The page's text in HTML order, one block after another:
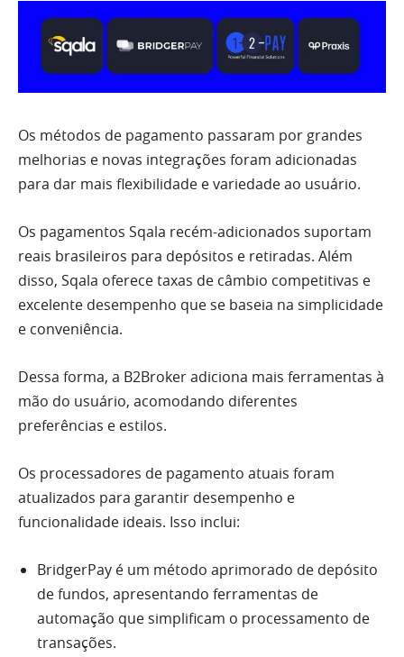
Os métodos de pagamento passaram por grandes
melhorias e novas integrações foram adicionadas
para dar mais flexibilidade e variedade ao usuário.
Os pagamentos Sqala recém-adicionados suportam
reais brasileiros para depósitos e retiradas. Além
disso, Sqala oferece taxas de câmbio competitivas e
excelente desempenho que se baseia na simplicidade
e conveniência.
Dessa forma, a B2Broker adiciona mais ferramentas à
mão do usuário, acomodando diferentes
preferências e estilos.
Os processadores de pagamento atuais foram
atualizados para garantir desempenho e
funcionalidade ideais. Isso inclui:
BridgerPay é um método aprimorado de depósito
de fundos, apresentando ferramentas de
automação que simplificam o processamento de
transações.